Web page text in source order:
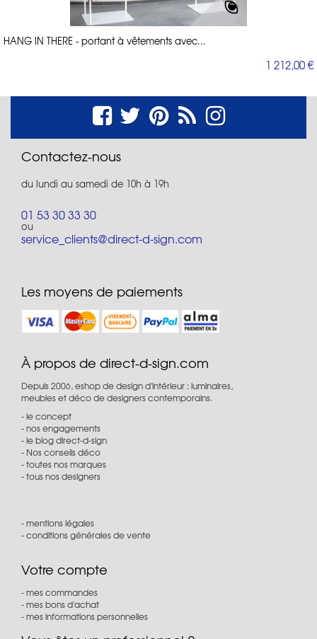
HANG IN THERE - portant à vêtements avec...
1 212,00 €
Contactez-nous
du lundi au samedi de 10h à 19h
01 53 30 33 30
ou
service_clients@direct-d-sign.com
Les moyens de paiements
À propos de direct-d-sign.com
Depuis 2006, eshop de design d'intérieur : luminaires,
meubles et déco de designers contemporains.
le concept
nos engagements
le blog direct-d-sign
Nos conseils déco
toutes nos marques
tous nos designers
mentions légales
conditions générales de vente
Votre compte
mes commandes
mes bons d'achat
mes informations personnelles